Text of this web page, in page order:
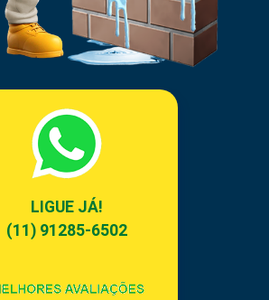
LIGUE JÁ!
(11) 91285-6502